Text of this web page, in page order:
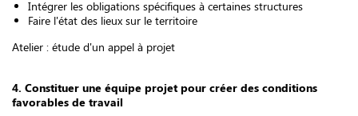
Intégrer les obligations spécifiques à certaines structures
Faire l'état des lieux sur le territoire
Atelier : étude d'un appel à projet
4. Constituer une équipe projet pour créer des conditions
favorables de travail